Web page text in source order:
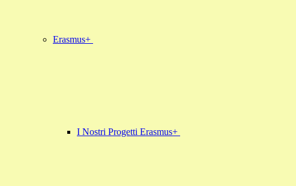
Erasmus+
I Nostri Progetti Erasmus+